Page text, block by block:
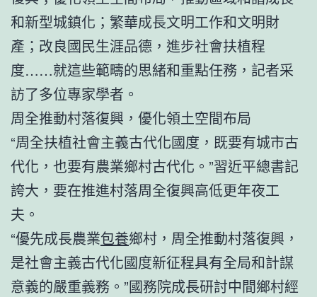
和新型城鎮化；繁華成長文明工作和文明財
產；改良國民生涯品德，進步社會扶植程
度……就這些範疇的思緒和重點任務，記者采
訪了多位專家學者。
周全推動村落復興，優化領土空間布局
“周全扶植社會主義古代化國度，既要有城市古
代化，也要有農業鄉村古代化。”習近平總書記
誇大，要在推進村落周全復興高低更年夜工
夫。
“優先成長農業包養鄉村，周全推動村落復興，
是社會主義古代化國度新征程具有全局和計謀
意義的嚴重義務。”國務院成長研討中間鄉村經